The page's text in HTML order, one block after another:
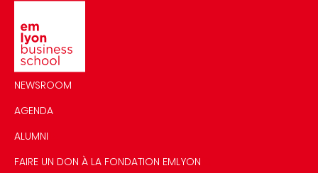
NEWSROOM
AGENDA
ALUMNI
FAIRE UN DON À LA FONDATION EMLYON